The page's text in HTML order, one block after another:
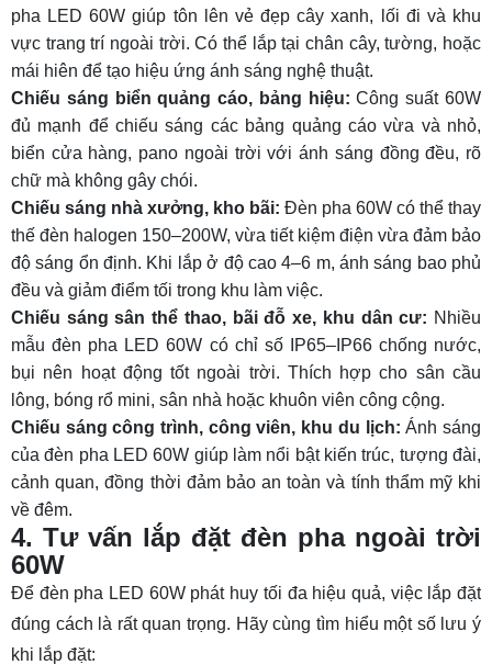
pha LED 60W giúp tôn lên vẻ đẹp cây xanh, lối đi và khu
vực trang trí ngoài trời. Có thể lắp tại chân cây, tường, hoặc
mái hiên để tạo hiệu ứng ánh sáng nghệ thuật.
Chiếu sáng biển quảng cáo, bảng hiệu:Công suất 60W
đủ mạnh để chiếu sáng các bảng quảng cáo vừa và nhỏ,
biển cửa hàng, pano ngoài trời với ánh sáng đồng đều, rõ
chữ mà không gây chói.
Chiếu sáng nhà xưởng, kho bãi: Đèn pha 60W có thể thay
thế đèn halogen 150–200W, vừa tiết kiệm điện vừa đảm bảo
độ sáng ổn định. Khi lắp ở độ cao 4–6 m, ánh sáng bao phủ
đều và giảm điểm tối trong khu làm việc.
Chiếu sáng sân thể thao, bãi đỗ xe, khu dân cư: Nhiều
mẫu đèn pha LED 60W có chỉ số IP65–IP66 chống nước,
bụi nên hoạt động tốt ngoài trời. Thích hợp cho sân cầu
lông, bóng rổ mini, sân nhà hoặc khuôn viên công cộng.
Chiếu sáng công trình, công viên, khu du lịch:Ánh sáng
của đèn pha LED 60W giúp làm nổi bật kiến trúc, tượng đài,
cảnh quan, đồng thời đảm bảo an toàn và tính thẩm mỹ khi
về đêm.
4. Tư vấn lắp đặt đèn pha ngoài trời
60W
Để đèn pha LED 60W phát huy tối đa hiệu quả, việc lắp đặt
đúng cách là rất quan trọng. Hãy cùng tìm hiểu một số lưu ý
khi lắp đặt: